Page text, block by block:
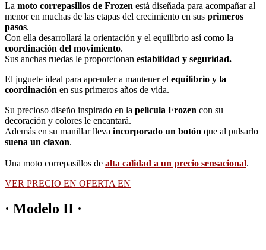
La moto correpasillos de Frozen está diseñada para acompañar al
menor en muchas de las etapas del crecimiento en sus primeros
pasos.
Con ella desarrollará la orientación y el equilibrio así como la
coordinación del movimiento.
Sus anchas ruedas le proporcionan estabilidad y seguridad.
El juguete ideal para aprender a mantener el equilibrio y la
coordinación en sus primeros años de vida.
Su precioso diseño inspirado en la película Frozen con su
decoración y colores le encantará.
Además en su manillar lleva incorporado un botón que al pulsarlo
suena un claxon.
Una moto correpasillos de alta calidad a un precio sensacional.
VER PRECIO EN OFERTA EN
· Modelo II ·